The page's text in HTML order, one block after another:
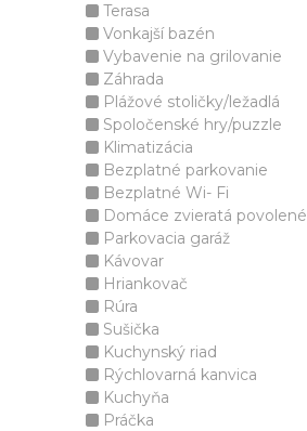
Terasa
Vonkajší bazén
Vybavenie na grilovanie
Záhrada
Plážové stoličky/ležadlá
Spoločenské hry/puzzle
Klimatizácia
Bezplatné parkovanie
Bezplatné Wi- Fi
Domáce zvieratá povolené
Parkovacia garáž
Kávovar
Hriankovač
Rúra
Sušička
Kuchynský riad
Rýchlovarná kanvica
Kuchyňa
Práčka